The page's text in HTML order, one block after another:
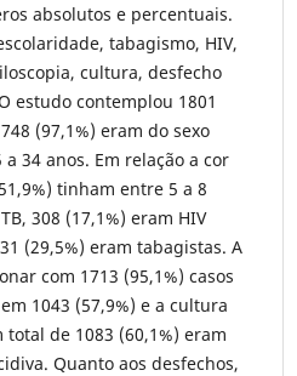
absolutos e percentuais.
tabagismo, HIV,
cultura, desfecho
estudo contemplou 1801
(97,1%) eram do sexo
34 anos. Em relação a cor
tinham entre 5 a 8
308 (17,1%) eram HIV
(29,5%) eram tabagistas. A
com 1713 (95,1%) casos
1043 (57,9%) e a cultura
total de 1083 (60,1%) eram
Quanto aos desfechos,